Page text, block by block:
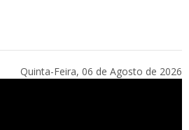
Quinta-Feira, 06 de Agosto de 2026